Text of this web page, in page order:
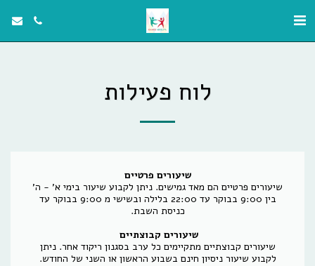
לוח פעילות
שיעורים פרטיים
שיעורים פרטיים הם מאד גמישים. ניתן לקבוע שיעור בימי א' - ה'
בין 9:00 בבוקר עד 22:00 בלילה ובשישי מ 9:00 בבוקר עד
כניסת השבת.
שיעורים קבוצתיים
שיעורים קבוצתיים מתקיימים כל ערב בסגנון ריקוד אחר. ניתן
לקבוע שיעור ניסיון חינם בשבוע הראשון או השני של החודש.